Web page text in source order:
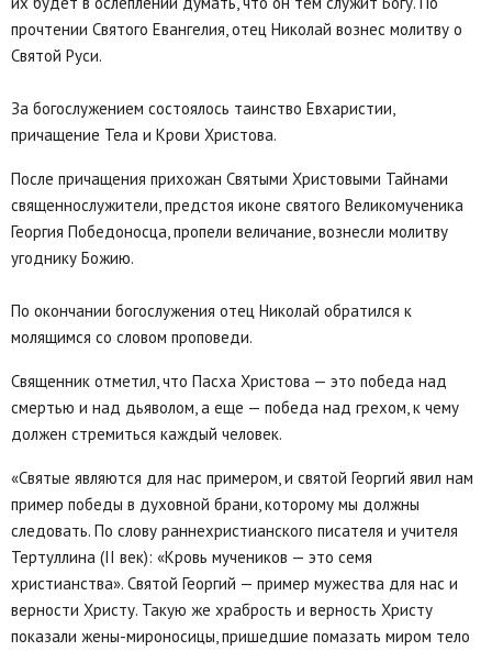
прочтении Святого Евангелия, отец Николай вознес молитву о
Святой Руси.
За богослужением состоялось таинство Евхаристии,
причащение Тела и Крови Христова.
После причащения прихожан Святыми Христовыми Тайнами
священнослужители, предстоя иконе святого Великомученика
Георгия Победоносца, пропели величание, вознесли молитву
угоднику Божию.
По окончании богослужения отец Николай обратился к
молящимся со словом проповеди.
Священник отметил, что Пасха Христова — это победа над
смертью и над дьяволом, а еще — победа над грехом, к чему
должен стремиться каждый человек.
«Святые являются для нас примером, и святой Георгий явил нам
пример победы в духовной брани, которому мы должны
следовать. По слову раннехристианского писателя и учителя
Тертуллина (II век): «Кровь мучеников — это семя
христианства». Святой Георгий — пример мужества для нас и
верности Христу. Такую же храбрость и верность Христу
показали жены-мироносицы, пришедшие помазать миром тело